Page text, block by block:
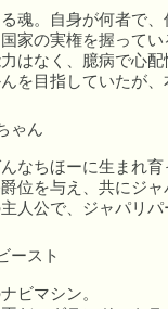
魂。自身が何者で
家の実権を握ってい
はなく、臆病で心
を目指していたが
ゃん
なちほーに生まれ
位を与え、共にジャ
人公で、ジャパリ
ースト
ビマシン。